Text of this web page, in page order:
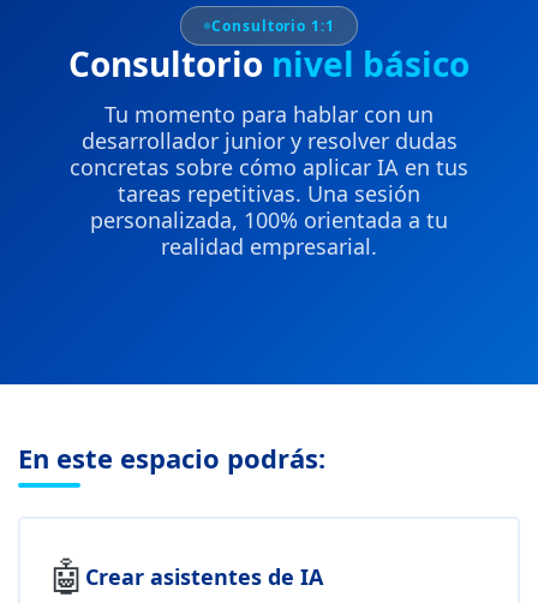
Consultorio 1:1
Consultorio nivel básico
Tu momento para hablar con un
desarrollador junior y resolver dudas
concretas sobre cómo aplicar IA en tus
tareas repetitivas. Una sesión
personalizada, 100% orientada a tu
realidad empresarial.
En este espacio podrás:
🤖 Crear asistentes de IA